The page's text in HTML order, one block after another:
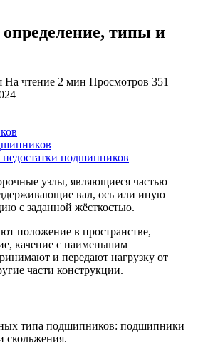
типы и
На чтение 2 мин Просмотров 351
подшипников
узлы, являющиеся частью
вал, ось или иную
с заданной жёсткостью.
положение в пространстве,
качение с наименьшим
и передают нагрузку от
части конструкции.
типа подшипников: подшипники
скольжения.